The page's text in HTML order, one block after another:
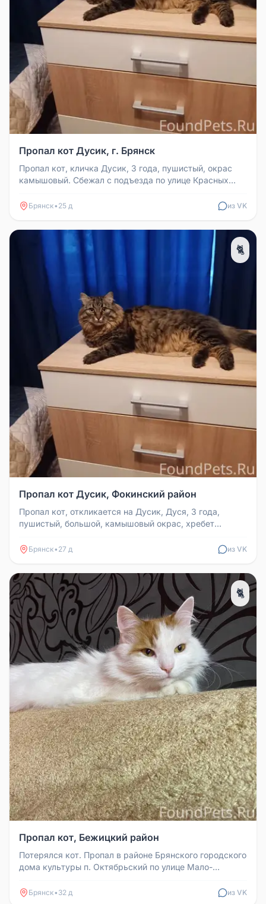
Пропал кот Дусик, г. Брянск
Пропал кот, кличка Дусик, 3 года, пушистый, окрас
камышовый. Сбежал с подъезда по улице Красных
Брянск• 25 д из VK
🐈
Пропал кот Дусик, Фокинский район
Пропал кот, откликается на Дусик, Дуся, 3 года,
пушистый, большой, камышовый окрас, хребет
Брянск• 27 д из VK
🐈
Пропал кот, Бежицкий район
Потерялся кот. Пропал в районе Брянского городского
дома культуры п. Октябрьский по улице Мало-
Брянск• 32 д из VK